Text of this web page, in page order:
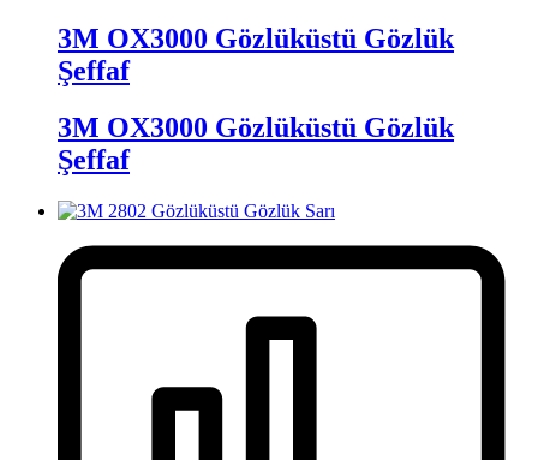
3M OX3000 Gözlüküstü Gözlük
Şeffaf
3M OX3000 Gözlüküstü Gözlük
Şeffaf